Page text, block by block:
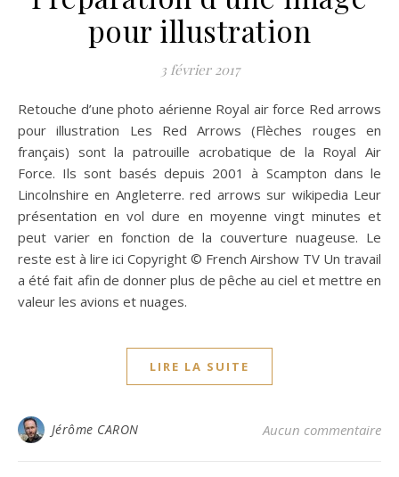
pour illustration
3 février 2017
Retouche d’une photo aérienne Royal air force Red arrows
pour illustration Les Red Arrows (Flèches rouges en
français) sont la patrouille acrobatique de la Royal Air
Force. Ils sont basés depuis 2001 à Scampton dans le
Lincolnshire en Angleterre. red arrows sur wikipedia Leur
présentation en vol dure en moyenne vingt minutes et
peut varier en fonction de la couverture nuageuse. Le
reste est à lire ici Copyright © French Airshow TV Un travail
a été fait afin de donner plus de pêche au ciel et mettre en
valeur les avions et nuages.
LIRE LA SUITE
Jérôme CARON Aucun commentaire